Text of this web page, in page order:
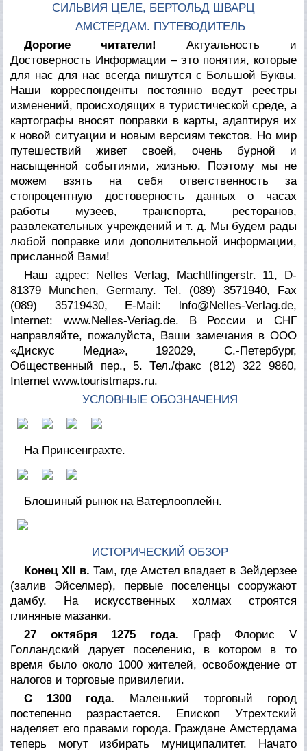
СИЛЬВИЯ ЦЕЛЕ, БЕРТОЛЬД ШВАРЦ
АМСТЕРДАМ. ПУТЕВОДИТЕЛЬ
Дорогие читатели! Актуальность и
Достоверность Информации – это понятия, которые
для нас для нас всегда пишутся с Большой Буквы.
Наши корреспонденты постоянно ведут реестры
изменений, происходящих в туристической среде, а
картографы вносят поправки в карты, адаптируя их
к новой ситуации и новым версиям текстов. Но мир
путешествий живет своей, очень бурной и
насыщенной событиями, жизнью. Поэтому мы не
можем взять на себя ответственность за
стопроцентную достоверность данных о часах
работы музеев, транспорта, ресторанов,
развлекательных учреждений и т. д. Мы будем рады
любой поправке или дополнительной информации,
присланной Вами!
Наш адрес: Nelles Verlag, Machtlfingerstr. 11, D-
81379 Munchen, Germany. Tel. (089) 3571940, Fax
(089) 35719430, E-Mail: lnfo@Nelles-Verlag.de,
Internet: www.Nelles-Veriag.de. В России и СНГ
направляйте, пожалуйста, Ваши замечания в ООО
«Дискус Медиа», 192029, С.-Петербург,
Общественный пер., 5. Тел./факс (812) 322 9860,
Internetwww.touristmaps.ru.
УСЛОВНЫЕ ОБОЗНАЧЕНИЯ
На Принсенграхте.
Блошиный рынок на Ватерлооплейн.
ИСТОРИЧЕСКИЙ ОБЗОР
Конец XII в. Там, где Амстел впадает в Зейдерзее
(залив Эйселмер), первые поселенцы сооружают
дамбу. На искусственных холмах строятся
глиняные мазанки.
27 октября 1275 года. Граф Флорис V
Голландский дарует поселению, в котором в то
время было около 1000 жителей, освобождение от
налогов и торговые привилегии.
С 1300 года. Маленький торговый город
постепенно разрастается. Епископ Утрехтский
наделяет его правами города. Граждане Амстердама
теперь могут избирать муниципалитет. Начато